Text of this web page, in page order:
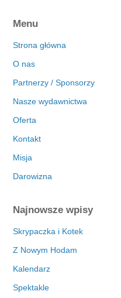
Menu
Strona główna
O nas
Partnerzy / Sponsorzy
Nasze wydawnictwa
Oferta
Kontakt
Misja
Darowizna
Najnowsze wpisy
Skrypaczka i Kotek
Z Nowym Hodam
Kalendarz
Spektakle